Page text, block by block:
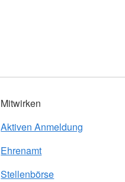
Mitwirken
Aktiven Anmeldung
Ehrenamt
Stellenbörse